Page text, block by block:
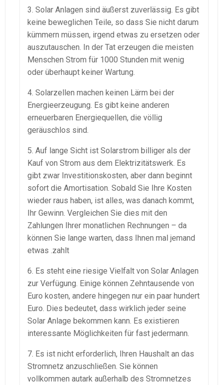
3. Solar Anlagen sind äußerst zuverlässig. Es gibt
keine beweglichen Teile, so dass Sie nicht darum
kümmern müssen, irgend etwas zu ersetzen oder
auszutauschen. In der Tat erzeugen die meisten
Menschen Strom für 1000 Stunden mit wenig
oder überhaupt keiner Wartung.
4. Solarzellen machen keinen Lärm bei der
Energieerzeugung. Es gibt keine anderen
erneuerbaren Energiequellen, die völlig
geräuschlos sind.
5. Auf lange Sicht ist Solarstrom billiger als der
Kauf von Strom aus dem Elektrizitätswerk. Es
gibt zwar Investitionskosten, aber dann beginnt
sofort die Amortisation. Sobald Sie Ihre Kosten
wieder raus haben, ist alles, was danach kommt,
Ihr Gewinn. Vergleichen Sie dies mit den
Zahlungen Ihrer monatlichen Rechnungen – da
können Sie lange warten, dass Ihnen mal jemand
etwas .zahlt
6. Es steht eine riesige Vielfalt von Solar Anlagen
zur Verfügung. Einige können Zehntausende von
Euro kosten, andere hingegen nur ein paar hundert
Euro. Dies bedeutet, dass wirklich jeder seine
Solar Anlage bekommen kann. Es existieren
interessante Möglichkeiten für fast jedermann.
7. Es ist nicht erforderlich, Ihren Haushalt an das
Stromnetz anzuschließen. Sie können
vollkommen autark außerhalb des Stromnetzes